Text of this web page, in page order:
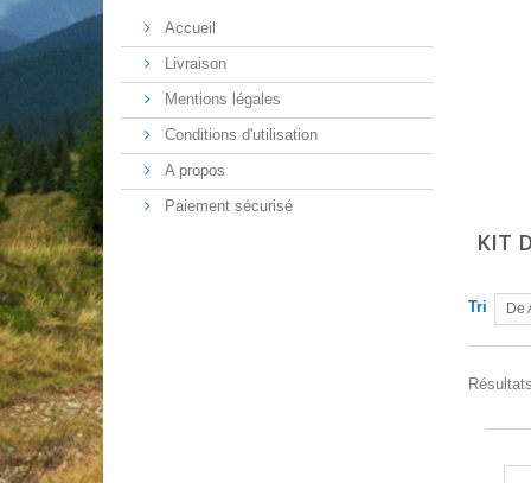
Accueil
Livraison
Mentions légales
Conditions d'utilisation
A propos
Paiement sécurisé
KIT
Tri De